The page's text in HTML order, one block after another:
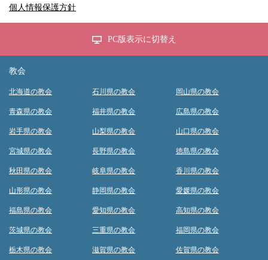
個人情報保護方針
PC版表示に切替え
教会
北海道の教会
青森県の教会
岩手県の教会
宮城県の教会
秋田県の教会
山形県の教会
福島県の教会
茨城県の教会
栃木県の教会
石川県の教会
福井県の教会
山梨県の教会
長野県の教会
岐阜県の教会
静岡県の教会
愛知県の教会
三重県の教会
滋賀県の教会
岡山県の教会
広島県の教会
山口県の教会
徳島県の教会
香川県の教会
愛媛県の教会
高知県の教会
福岡県の教会
佐賀県の教会